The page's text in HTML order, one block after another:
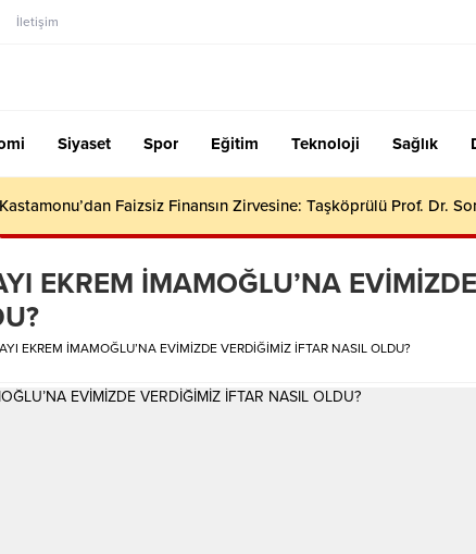
İletişim
Siyaset Spor Eğitim Teknoloji Sağlık
Kastamonu’dan Faizsiz Finansın Zirvesine: Taşköprülü Prof. Dr.
EKREM İMAMOĞLU’NA
EKREM İMAMOĞLU’NA EVİMİZDE VERDİĞİMİZ İFTAR NASIL OLDU?